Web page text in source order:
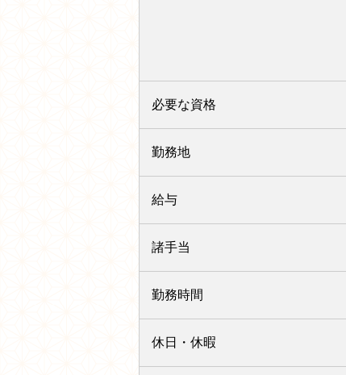
必要な資格
勤務地
給与
諸手当
勤務時間
休日・休暇